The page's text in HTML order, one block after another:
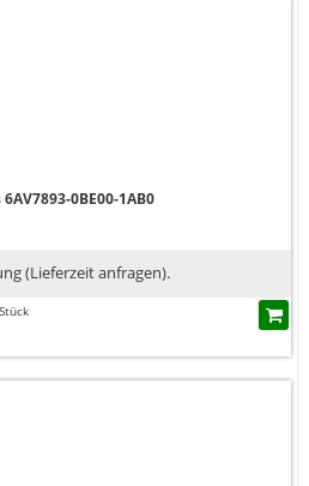
0BE00-1AB0
(Lieferzeit anfragen).